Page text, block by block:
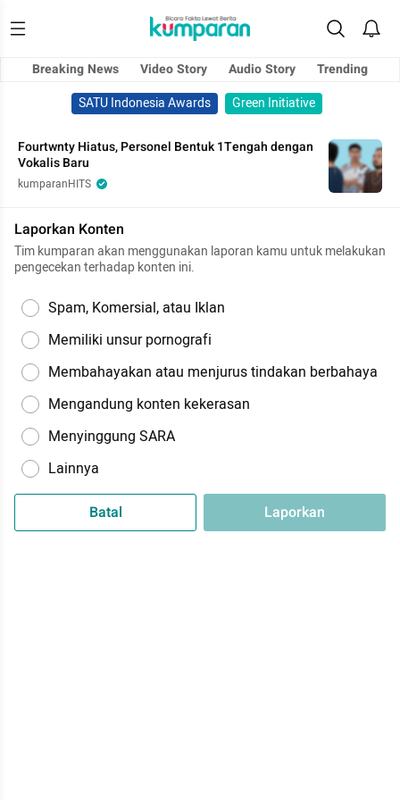
Breaking News Video Story Audio Story
Trending
SATU Indonesia Awards
Green Initiative
Fourtwnty Hiatus, Personel Bentuk 1Tengah dengan
Vokalis Baru
kumparanHITS
Laporkan Konten
Tim kumparan akan menggunakan laporan kamu untuk melakukan
pengecekan terhadap konten ini.
Spam, Komersial, atau Iklan
Memiliki unsur pornografi
Membahayakan atau menjurus tindakan berbahaya
Mengandung konten kekerasan
Menyinggung SARA
Lainnya
Batal Laporkan